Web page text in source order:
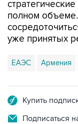
полном
уже принятых
ЕАЭС Армения
Купить
Подписаться